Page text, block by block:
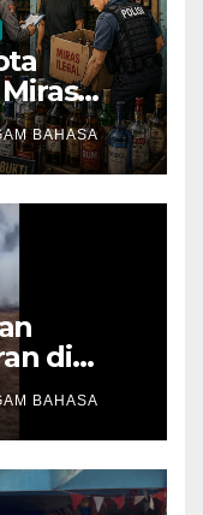
dalam
BAHASA
di
BAHASA